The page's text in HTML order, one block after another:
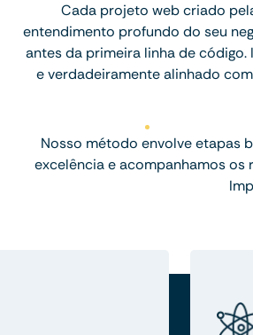
Cada projeto web criado
entendimento profundo do seu
antes da primeira linha de código.
e verdadeiramente alinhado
Nosso método envolve etapas
excelência e acompanhamos os